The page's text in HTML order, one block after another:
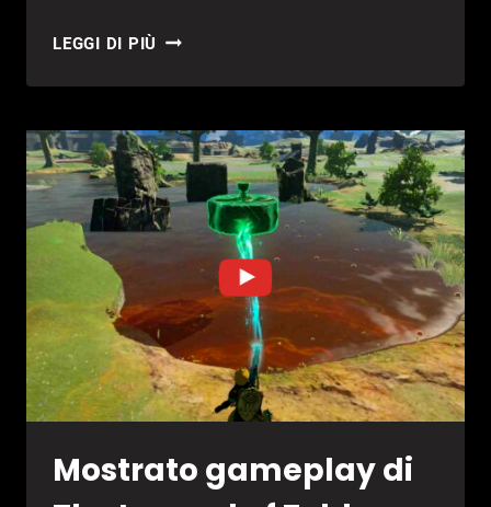
LEGGI DI PIÙ STREET
6:
SI
MOSTRA
IN
AZIONE
Mostrato gameplay di